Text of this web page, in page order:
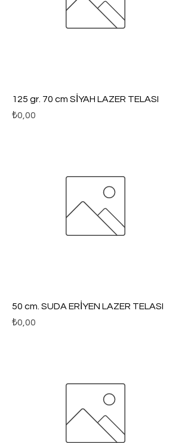
125 gr. 70 cm SİYAH LAZER TELASI
Fiyat
₺0,00
50 cm. SUDA ERİYEN LAZER TELASI
Fiyat
₺0,00